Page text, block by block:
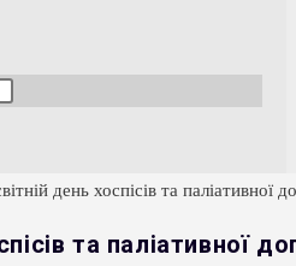
close
search
та паліативної